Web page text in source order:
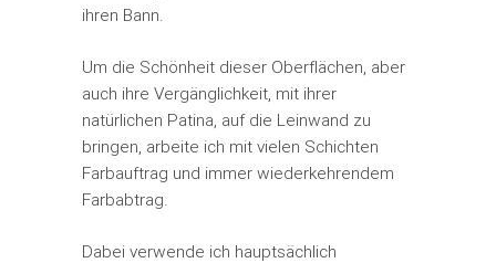
ihren Bann.
Um die Schönheit dieser Oberflächen, aber
auch ihre Vergänglichkeit, mit ihrer
natürlichen Patina, auf die Leinwand zu
bringen, arbeite ich mit vielen Schichten
Farbauftrag und immer wiederkehrendem
Farbabtrag.
Dabei verwende ich hauptsächlich